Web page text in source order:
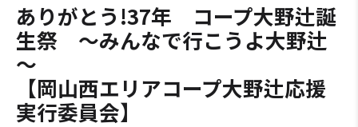
ありがとう!37年 コープ大野辻誕
生祭 ～みんなで行こうよ大野辻
～
【岡山西エリアコープ大野辻応援
実行委員会】